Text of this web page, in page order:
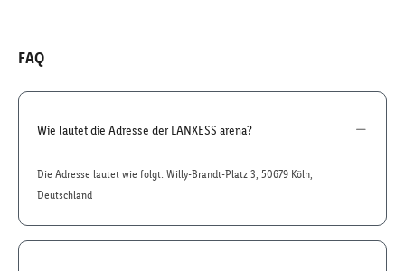
FAQ
Wie lautet die Adresse der LANXESS arena?
Die Adresse lautet wie folgt: Willy-Brandt-Platz 3, 50679 Köln,
Deutschland